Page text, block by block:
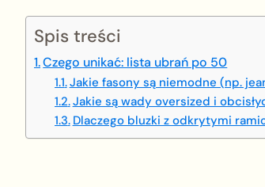
Spis treści
Czego unikać: lista ubrań po 50
Jakie fasony są niemodne (np.
Jakie są wady oversized i
Dlaczego bluzki z odkrytymi